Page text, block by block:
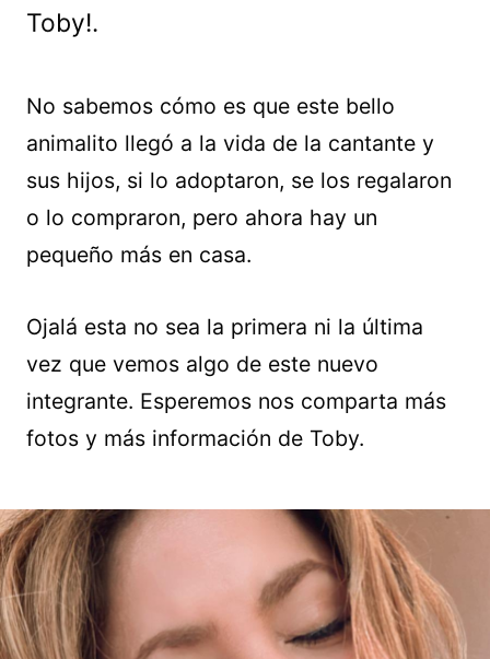
Toby!.
No sabemos cómo es que este bello
animalito llegó a la vida de la cantante y
sus hijos, si lo adoptaron, se los regalaron
o lo compraron, pero ahora hay un
pequeño más en casa.
Ojalá esta no sea la primera ni la última
vez que vemos algo de este nuevo
integrante. Esperemos nos comparta más
fotos y más información de Toby.